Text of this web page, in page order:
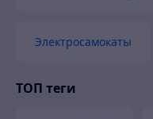
Электросамокаты
ТОП теги